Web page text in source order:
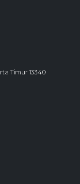
Timur 13340